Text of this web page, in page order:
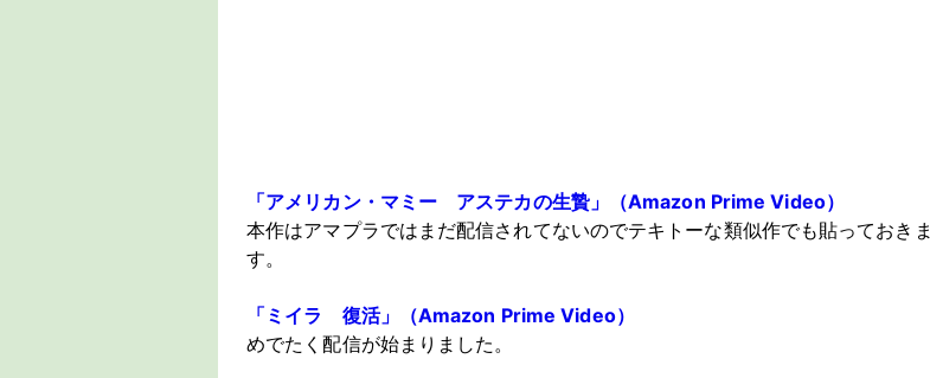
「アメリカン・マミー アステカの生贄」（Amazon Prime Video）
本作はアマプラではまだ配信されてないのでテキトーな類似作でも貼っておきま
す。
「ミイラ 復活」（Amazon Prime Video）
めでたく配信が始まりました。